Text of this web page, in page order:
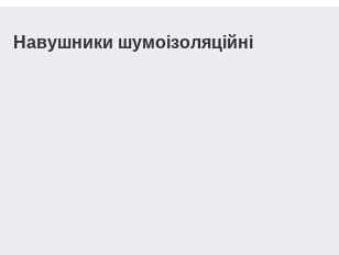
Навушники шумоізоляційні